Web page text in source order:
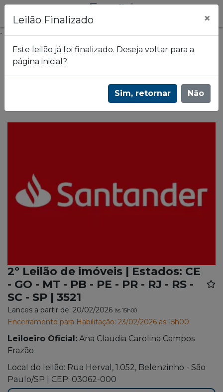
.
Frazão Leilões
2º Leilão de imóveis | Estados: CE - GO - MT -
PB - PE - PR - RJ - RS - SC - SP | 3521
2º Leilão de imóveis | Estados: CE
- GO - MT - PB - PE - PR - RJ - RS -
SC - SP | 3521
Lances a partir de: 20/02/2026 às 15h00
Encerramento para Habilitação: 23/02/2026 as 15h00
Leiloeiro Oficial: Ana Claudia Carolina Campos
Frazão
Local do leilão: Rua Herval, 1.052, Belenzinho - São
Paulo/SP | CEP: 03062-000
Leilão Finalizado ×
Este leilão já foi finalizado. Deseja voltar para a
página inicial?
Sim, retornar Não